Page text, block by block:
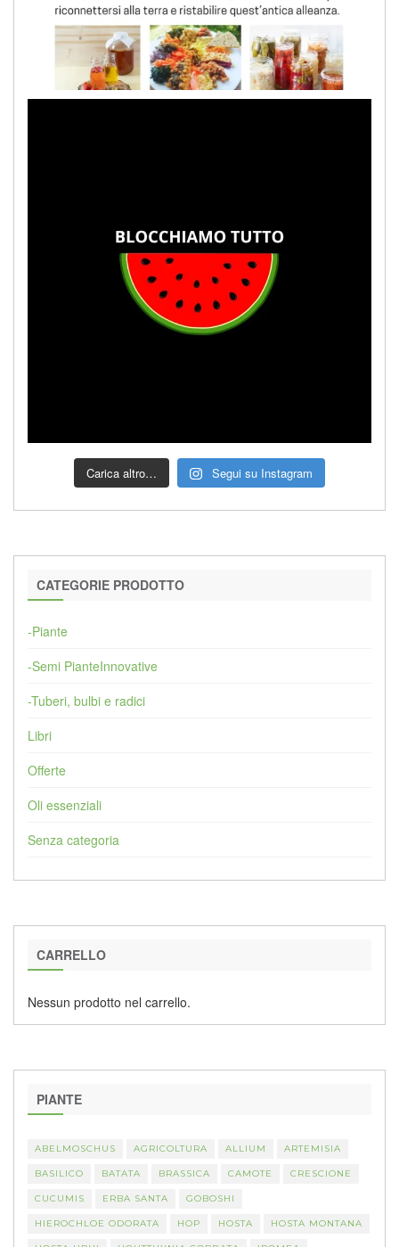
Carica altro… Segui su Instagram
CATEGORIE PRODOTTO
-Piante
-Semi PianteInnovative
-Tuberi, bulbi e radici
Libri
Offerte
Oli essenziali
Senza categoria
CARRELLO
Nessun prodotto nel carrello.
PIANTE
ABELMOSCHUS AGRICOLTURA ALLIUM ARTEMISIA
BASILICO BATATA BRASSICA CAMOTE CRESCIONE
CUCUMIS ERBA SANTA GOBOSHI
HIEROCHLOE ODORATA HOP HOSTA HOSTA MONTANA